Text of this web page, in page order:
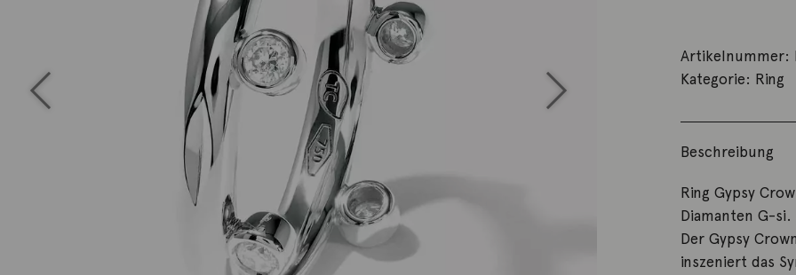
Artikelnummer:
Kategorie: Ring
Beschreibung
Ring Gypsy
Diamanten G-
Der Gypsy
inszeniert das